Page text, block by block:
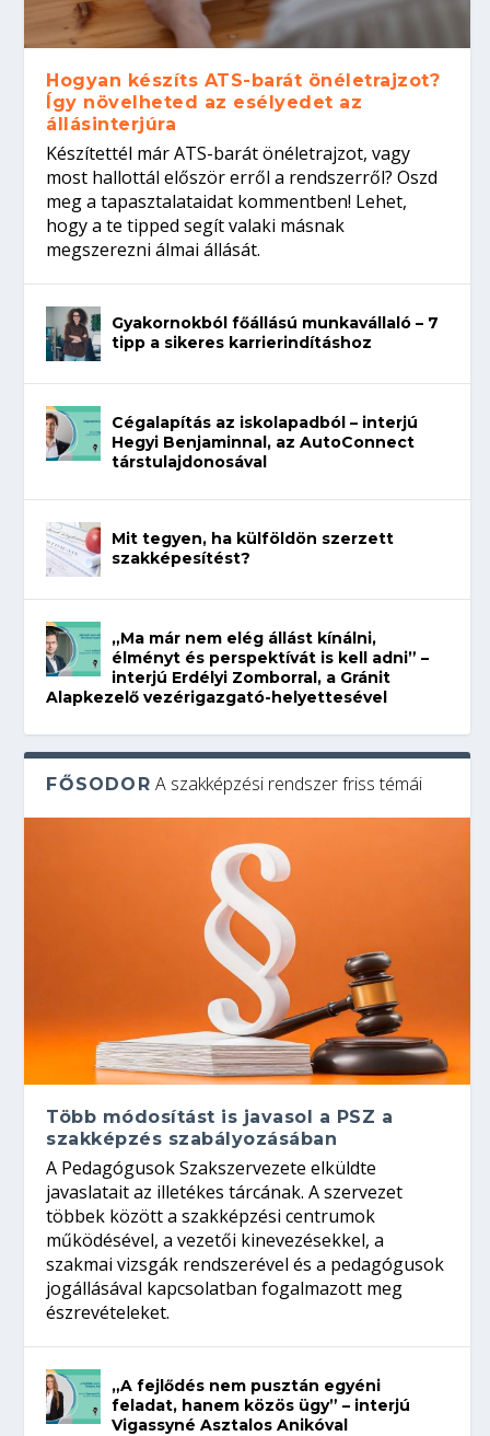
Hogyan készíts ATS-barát önéletrajzot?
Így növelheted az esélyedet az
állásinterjúra
Készítettél már ATS-barát önéletrajzot, vagy
most hallottál először erről a rendszerről? Oszd
meg a tapasztalataidat kommentben! Lehet,
hogy a te tipped segít valaki másnak
megszerezni álmai állását.
Gyakornokból főállású munkavállaló – 7
tipp a sikeres karrierindításhoz
Cégalapítás az iskolapadból – interjú
Hegyi Benjaminnal, az AutoConnect
társtulajdonosával
Mit tegyen, ha külföldön szerzett
szakképesítést?
„Ma már nem elég állást kínálni,
élményt és perspektívát is kell adni” –
interjú Erdélyi Zomborral, a Gránit
Alapkezelő vezérigazgató-helyettesével
FŐSODOR A szakképzési rendszer friss témái
Több módosítást is javasol a PSZ a
szakképzés szabályozásában
A Pedagógusok Szakszervezete elküldte
javaslatait az illetékes tárcának. A szervezet
többek között a szakképzési centrumok
működésével, a vezetői kinevezésekkel, a
szakmai vizsgák rendszerével és a pedagógusok
jogállásával kapcsolatban fogalmazott meg
észrevételeket.
„A fejlődés nem pusztán egyéni
feladat, hanem közös ügy” – interjú
Vigassyné Asztalos Anikóval